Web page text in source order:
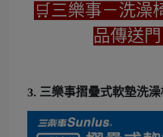
🛒三樂事－洗澡
品傳送門
3. 三樂事摺疊式軟墊洗澡